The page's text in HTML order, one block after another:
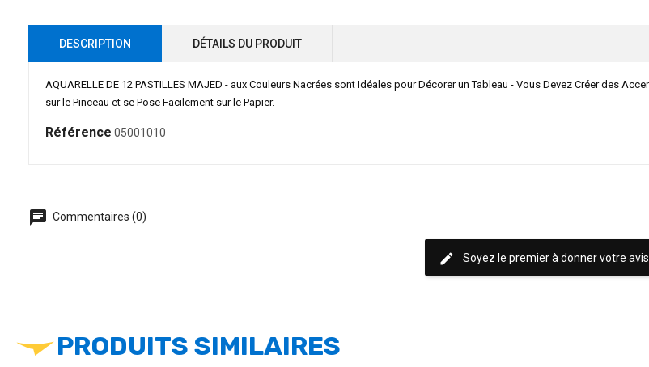
DESCRIPTION DÉTAILS DU PRODUIT
AQUARELLE DE 12 PASTILLES MAJED - aux Couleurs Nacrées sont Idéales pour Décorer un Tableau - Vous Devez Créer des
sur le Pinceau et se Pose Facilement sur le Papier.
Référence 05001010
chat Commentaires (0)
edit Soyez le premier à donner votre avis
PRODUITS SIMILAIRES